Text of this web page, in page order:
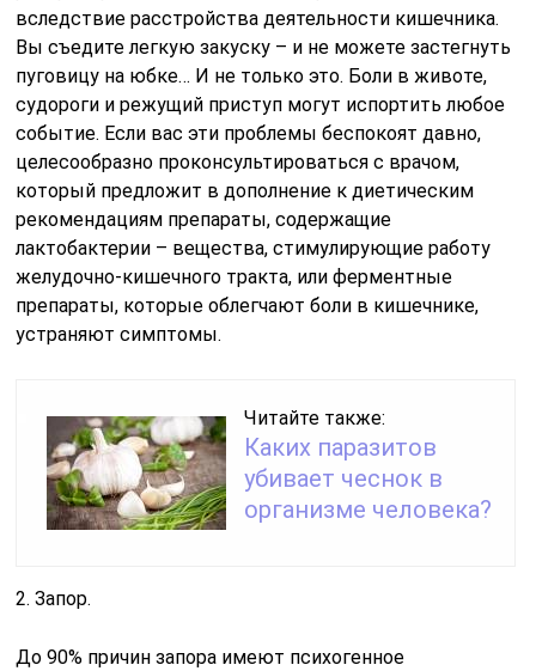
вследствие расстройства деятельности кишечника.
Вы съедите легкую закуску – и не можете застегнуть
пуговицу на юбке… И не только это. Боли в животе,
судороги и режущий приступ могут испортить любое
событие. Если вас эти проблемы беспокоят давно,
целесообразно проконсультироваться с врачом,
который предложит в дополнение к диетическим
рекомендациям препараты, содержащие
лактобактерии – вещества, стимулирующие работу
желудочно-кишечного тракта, или ферментные
препараты, которые облегчают боли в кишечнике,
устраняют симптомы.
Читайте также:
Каких паразитов
убивает чеснок в
организме человека?
2. Запор.
До 90% причин запора имеют психогенное